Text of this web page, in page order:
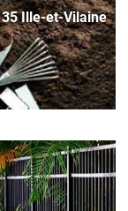
Ille-et-Vilaine